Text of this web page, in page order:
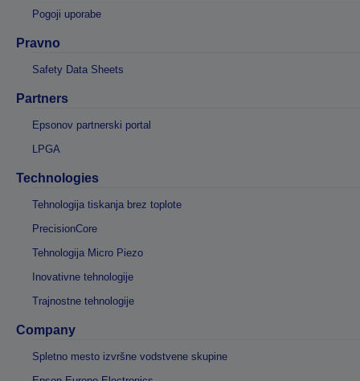
Pogoji uporabe
Pravno
Safety Data Sheets
Partners
Epsonov partnerski portal
LPGA
Technologies
Tehnologija tiskanja brez toplote
PrecisionCore
Tehnologija Micro Piezo
Inovativne tehnologije
Trajnostne tehnologije
Company
Spletno mesto izvršne vodstvene skupine